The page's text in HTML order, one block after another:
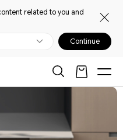
related to you and
Continue